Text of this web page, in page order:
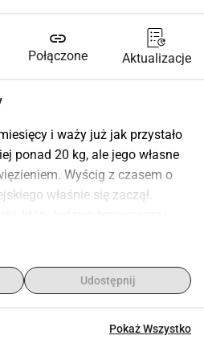
link
Połączone Aktualizacje
i waży już jak przystało
ponad 20 kg, ale jego własne
Wyścig z czasem o
właśnie się zaczął.
opiekunowie szybko
kości przednich łap nie rosną
kości przedramienia u rasy
drugą. To powoduje ogromny
Udostępnij
Pokaż Wszystko